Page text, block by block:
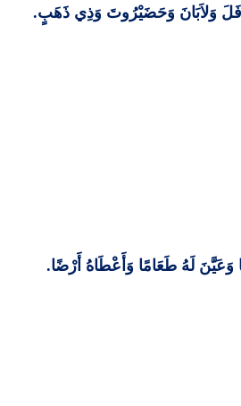
وَلاَبَانَ وَحَضَيْرُوتَ وَذِي ذَهَبٍ.
وَعَيَّنَ لَهُ طَعَامًا وَأَعْطَاهُ أَرْضًا.